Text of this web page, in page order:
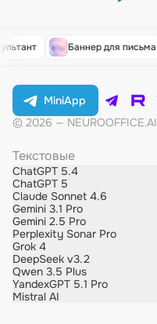
Баннер для письма
MiniApp
© 2026 — NEUROOFFICE.AI
Текстовые
ChatGPT 5.4
ChatGPT 5
Claude Sonnet 4.6
Gemini 3.1 Pro
Gemini 2.5 Pro
Perplexity Sonar Pro
Grok 4
DeepSeek v3.2
Qwen 3.5 Plus
YandexGPT 5.1 Pro
Mistral AI